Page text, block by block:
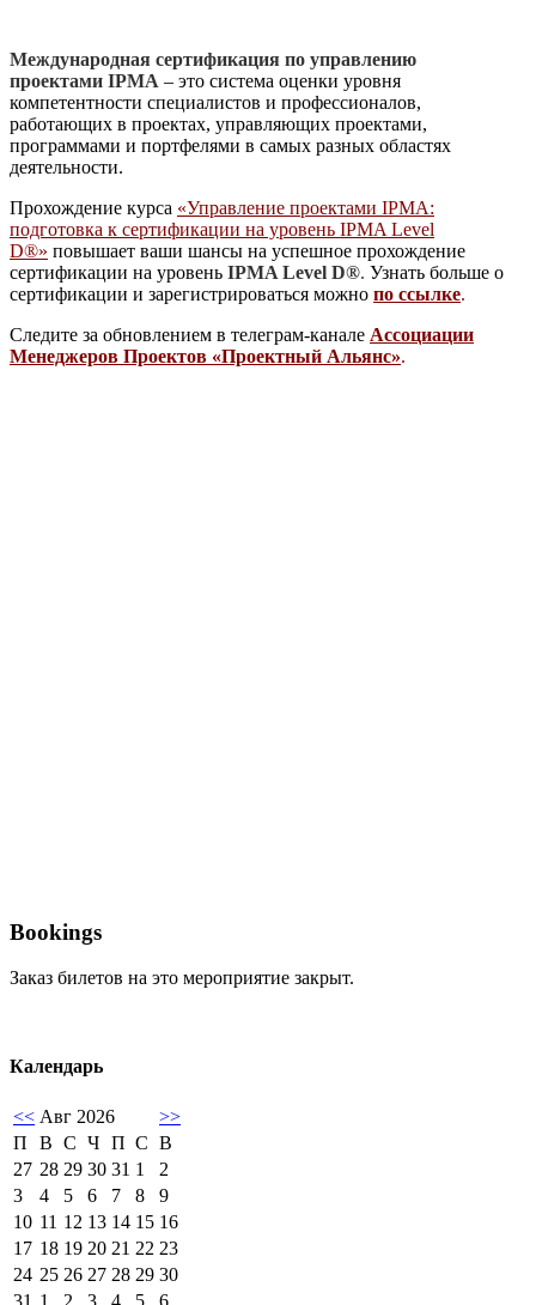
Международная сертификация по управлению
проектами IPMA – это система оценки уровня
компетентности специалистов и профессионалов,
работающих в проектах, управляющих проектами,
программами и портфелями в самых разных областях
деятельности.
Прохождение курса «Управление проектами IPMA:
подготовка к сертификации на уровень IPMA Level
D®» повышает ваши шансы на успешное прохождение
сертификации на уровень IPMA Level D®. Узнать больше о
сертификации и зарегистрироваться можно по ссылке.
Следите за обновлением в телеграм-канале Ассоциации
Менеджеров Проектов «Проектный Альянс».
Bookings
Заказ билетов на это мероприятие закрыт.
Календарь
<< Авг 2026
>>
П
В С Ч П С В
27 28 29 30 31 1
2
3
4 5 6 7 8
9
10 11 12 13 14 15 16
17 18 19 20 21 22 23
24 25 26 27 28 29 30
31 1 2 3 4 5 6